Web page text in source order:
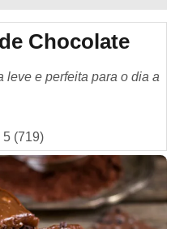
Chocolate
leve e perfeita para o dia a
5 (719)